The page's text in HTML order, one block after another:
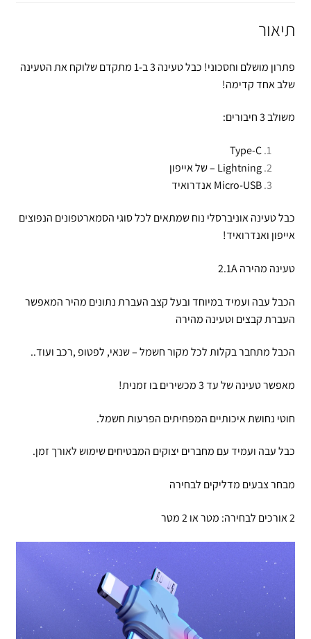
תיאור
פתרון מושלם וחסכוני! כבל טעינה 3 ב-1 מתקדם שלוקח את הטעינה
שלב אחד קדימה!
משולב 3 חיבורים:
Type-C
Lightning – של אייפון
Micro-USB אנדרואיד
כבל טעינה אוניברסלי נוח שמתאים לכל סוגי הסמארטפונים הנפוצים
אייפון ואנדרואיד!
טעינה מהירה 2.1A
הכבל עבה ועמיד במיוחד ובעל קצב העברת נתונים מהיר המאפשר
העברת קבצים וטעינה מהירה
הכבל מתחבר בקלות לכל מקור חשמל – שנאי, לפטופ ,רכב ועוד..
מאפשר טעינה של עד 3 מכשירים בו זמנית!
חוטי נחושת איכותיים המפחיתים הפרעות חשמל.
כבל עבה ועמיד עם מחברים יצוקים המבטיחים שימוש לאורך זמן.
מבחר צבעים מדליקים לבחירה
2 אורכים לבחירה: מטר או 2 מטר